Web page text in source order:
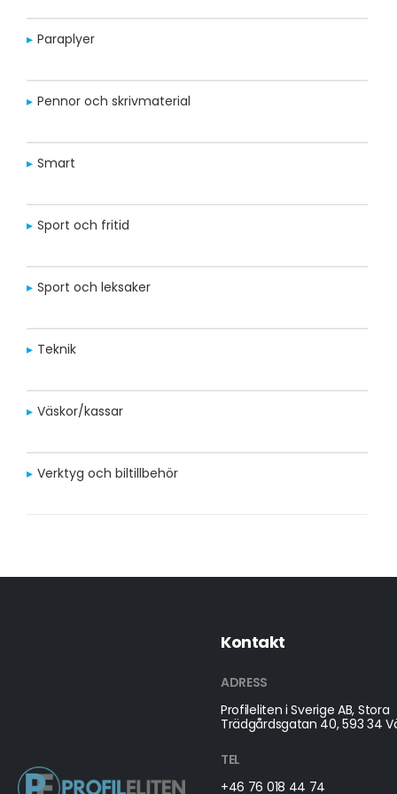
Paraplyer
Pennor och skrivmaterial
Smart
Sport och fritid
Sport och leksaker
Teknik
Väskor/kassar
Verktyg och biltillbehör
Kontakt
ADRESS
Profileliten i Sverige AB, Stora
Trädgårdsgatan 40, 593 34
TEL
+46 76 018 44 74